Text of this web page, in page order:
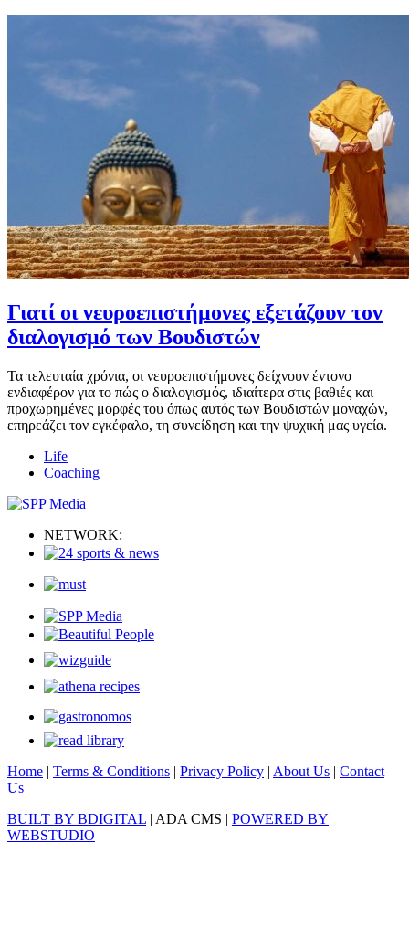
Γιατί οι νευροεπιστήμονες εξετάζουν τον
διαλογισμό των Βουδιστών
Τα τελευταία χρόνια, οι νευροεπιστήμονες δείχνουν έντονο
ενδιαφέρον για το πώς ο διαλογισμός, ιδιαίτερα στις βαθιές και
προχωρημένες μορφές του όπως αυτός των Βουδιστών μοναχών,
επηρεάζει τον εγκέφαλο, τη συνείδηση και την ψυχική μας υγεία.
Life
Coaching
NETWORK:
Home | Terms & Conditions | Privacy Policy | About Us | Contact
Us
BUILT BY BDIGITAL | ADA CMS | POWERED BY
WEBSTUDIO